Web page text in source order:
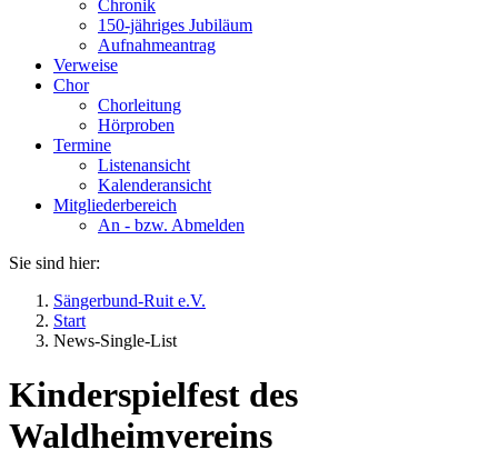
Chronik
150-jähriges Jubiläum
Aufnahmeantrag
Verweise
Chor
Chorleitung
Hörproben
Termine
Listenansicht
Kalenderansicht
Mitgliederbereich
An - bzw. Abmelden
Sie sind hier:
Sängerbund-Ruit e.V.
Start
News-Single-List
Kinderspielfest des
Waldheimvereins